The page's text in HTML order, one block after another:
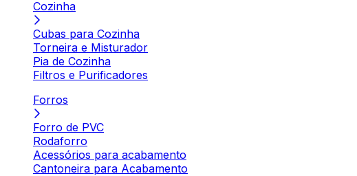
Cozinha
Cubas para Cozinha
Torneira e Misturador
Pia de Cozinha
Filtros e Purificadores
Forros
Forro de PVC
Rodaforro
Acessórios para acabamento
Cantoneira para Acabamento